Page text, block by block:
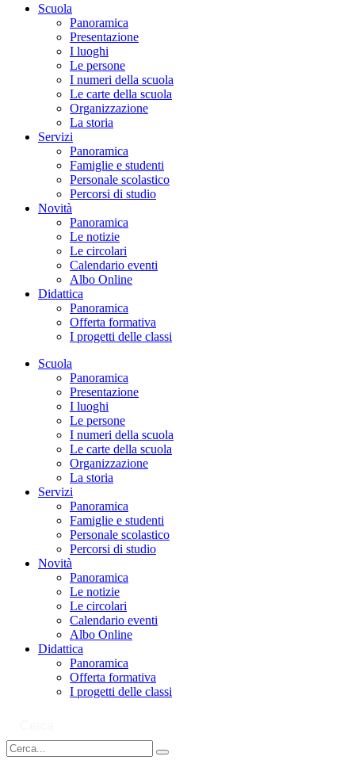
Scuola
Panoramica
Presentazione
I luoghi
Le persone
I numeri della scuola
Le carte della scuola
Organizzazione
La storia
Servizi
Panoramica
Famiglie e studenti
Personale scolastico
Percorsi di studio
Novità
Panoramica
Le notizie
Le circolari
Calendario eventi
Albo Online
Didattica
Panoramica
Offerta formativa
I progetti delle classi
Scuola
Panoramica
Presentazione
I luoghi
Le persone
I numeri della scuola
Le carte della scuola
Organizzazione
La storia
Servizi
Panoramica
Famiglie e studenti
Personale scolastico
Percorsi di studio
Novità
Panoramica
Le notizie
Le circolari
Calendario eventi
Albo Online
Didattica
Panoramica
Offerta formativa
I progetti delle classi